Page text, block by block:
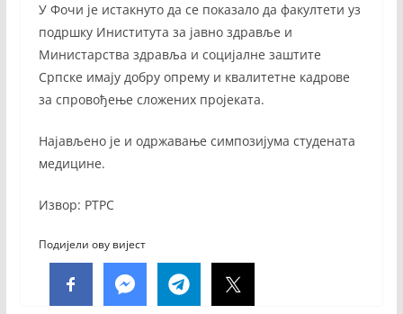
У Фочи је истакнуто да се показало да факултети уз
подршку Иниститута за јавно здравље и
Министарства здравља и социјалне заштите
Српске имају добру опрему и квалитетне кадрове
за спровођење сложених пројеката.
Најављено је и одржавање симпозијума студената
медицине.
Извор: РТРС
Подијели ову вијест